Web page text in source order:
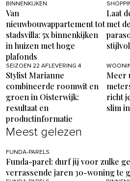
BINNENKIJKEN
Van
nieuwbouwappartement tot
stadsvilla: 5x binnenkijken
in huizen met hoge
plafonds
Laat
met
SEIZOEN 22 AFLEVERING 4
Stylist Marianne
combineerde roomwit en
groen in Oisterwijk:
resultaat en
productinformatie
Meer
richt
slim in
Meest gelezen
FUNDA-PARELS
Funda-parel: durf jij voor zulke
verrassende jaren 30-woning te